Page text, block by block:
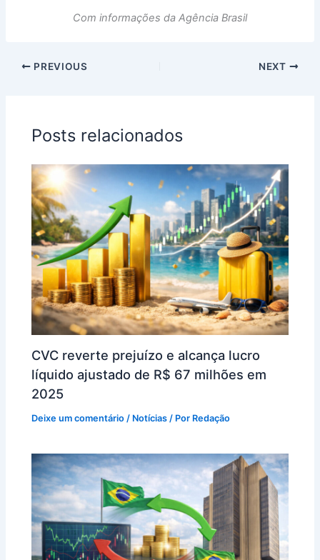
Com informações da Agência Brasil
PREVIOUS NEXT
Posts relacionados
CVC reverte prejuízo e alcança lucro
líquido ajustado de R$ 67 milhões em
2025
Deixe um comentário / Notícias / Por Redação